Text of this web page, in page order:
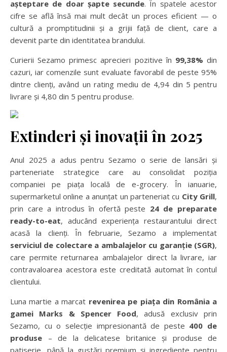
așteptare de doar șapte secunde. În spatele acestor
cifre se află însă mai mult decât un proces eficient — o
cultură a promptitudinii și a grijii față de client, care a
devenit parte din identitatea brandului.
Curierii Sezamo primesc aprecieri pozitive în 99,38% din
cazuri, iar comenzile sunt evaluate favorabil de peste 95%
dintre clienți, având un rating mediu de 4,94 din 5 pentru
livrare și 4,80 din 5 pentru produse.
Extinderi și inovații în 2025
Anul 2025 a adus pentru Sezamo o serie de lansări și
parteneriate strategice care au consolidat poziția
companiei pe piața locală de e-grocery. În ianuarie,
supermarketul online a anunțat un parteneriat cu City Grill,
prin care a introdus în ofertă peste 24 de preparate
ready-to-eat, aducând experiența restaurantului direct
acasă la clienți. În februarie, Sezamo a implementat
serviciul de colectare a ambalajelor cu garanție (SGR),
care permite returnarea ambalajelor direct la livrare, iar
contravaloarea acestora este creditată automat în contul
clientului.
Luna martie a marcat revenirea pe piața din România a
gamei Marks & Spencer Food, adusă exclusiv prin
Sezamo, cu o selecție impresionantă de peste 400 de
produse – de la delicatese britanice și produse de
patiserie, până la gustări premium și ingrediente pentru